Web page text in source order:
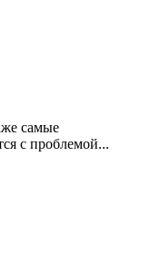
самые
с проблемой...